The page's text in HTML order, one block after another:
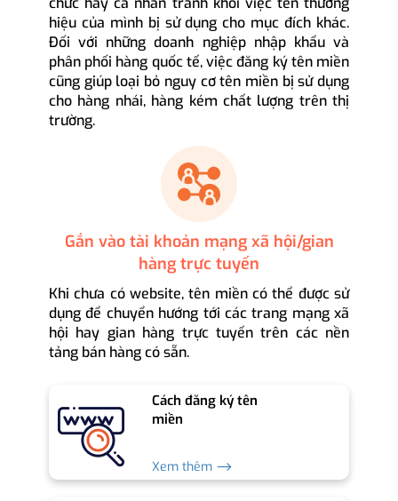
hiệu của mình bị sử dụng cho mục đích khác.
Đối với những doanh nghiệp nhập khẩu và
phân phối hàng quốc tế, việc đăng ký tên miền
cũng giúp loại bỏ nguy cơ tên miền bị sử dụng
cho hàng nhái, hàng kém chất lượng trên thị
trường.
Gắn vào tài khoản mạng xã hội/gian
hàng trực tuyến
Khi chưa có website, tên miền có thể được sử
dụng để chuyển hướng tới các trang mạng xã
hội hay gian hàng trực tuyến trên các nền
tảng bán hàng có sẵn.
Cách đăng ký tên
miền
Xem thêm ⟶